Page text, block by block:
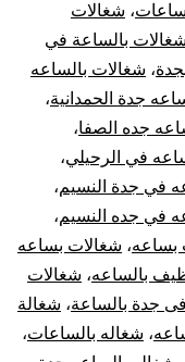
، شغالات
شغالات بالساعة في
، شغالات بالساعه
جدة الحمدانية،
جده الصفا،
في الرحيلي،
في جدة النسيم،
في جده النسيم،
بساعه، شغالات بساعه
بالساعه، شغالات
جدة بالساعة، شغالة
، شغاله بالساعات،